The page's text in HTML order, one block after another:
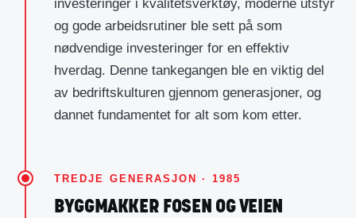
investeringer i kvalitetsverktøy, moderne utstyr
og gode arbeidsrutiner ble sett på som
nødvendige investeringer for en effektiv
hverdag. Denne tankegangen ble en viktig del
av bedriftskulturen gjennom generasjoner, og
dannet fundamentet for alt som kom etter.
TREDJE GENERASJON · 1985
BYGGMAKKER FOSEN OG VEIEN